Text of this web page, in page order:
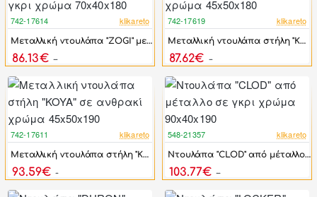
-17%
742-17614 klikareto
Μεταλλική ντουλάπα "ZOGI" με χώρισμα σε γκρι χρώμα 70x40x180
86.13€
-17%
742-17619 klikareto
Μεταλλική ντουλάπα στήλη "KOYA" σε ανθρακί χρώμα 45x50x180
87.62€
-17%
742-17611 klikareto
Μεταλλική ντουλάπα στήλη "KOYA" σε ανθρακί χρώμα 45x50x190
93.59€
-44%
548-21357 klikareto
Ντουλάπα "CLOD" από μέταλλο σε γκρι χρώμα 90x40x190
103.77€